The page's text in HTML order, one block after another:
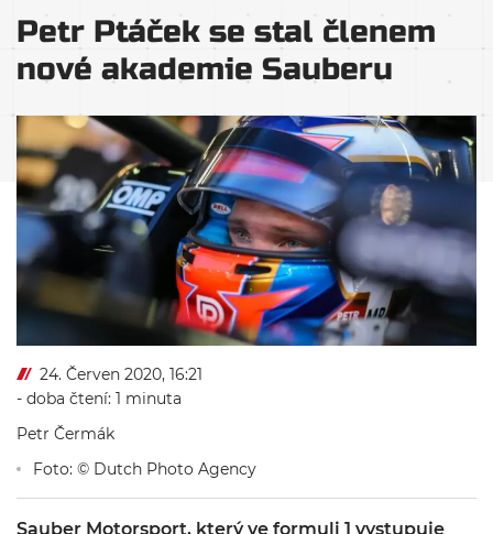
Petr Ptáček se stal členem
nové akademie Sauberu
24. Červen 2020, 16:21
- doba čtení: 1 minuta
Petr Čermák
Foto: © Dutch Photo Agency
Sauber Motorsport, který ve formuli 1 vystupuje